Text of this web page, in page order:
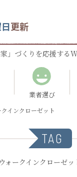
更新
」づくりを応援する
業者選び
クインクローゼット
TAG
ォークインクローゼ